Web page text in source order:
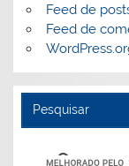
Feed de
Feed de
Pesquisar